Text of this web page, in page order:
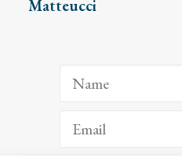
Matteucci